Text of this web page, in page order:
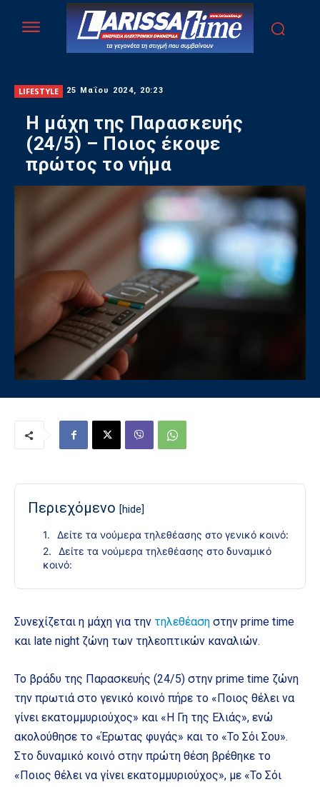
LIFESTYLE 25 Μαΐου 2024, 20:23
Η μάχη της Παρασκευής
(24/5) – Ποιος έκοψε
πρώτος το νήμα
Περιεχόμενο [hide]
Δείτε τα νούμερα τηλεθέασης στο γενικό κοινό:
Δείτε τα νούμερα τηλεθέασης στο δυναμικό
κοινό:
Συνεχίζεται η μάχη για την τηλεθέαση στην prime time
και late night ζώνη των τηλεοπτικών καναλιών.
Το βράδυ της Παρασκευής (24/5) στην prime time ζώνη
την πρωτιά στο γενικό κοινό πήρε το «Ποιος θέλει να
γίνει εκατομμυριούχος» και «Η Γη της Ελιάς», ενώ
ακολούθησε το «Έρωτας φυγάς» και το «Το Σόι Σου».
Στο δυναμικό κοινό στην πρώτη θέση βρέθηκε το
«Ποιος θέλει να γίνει εκατομμυριούχος», με «Το Σόι